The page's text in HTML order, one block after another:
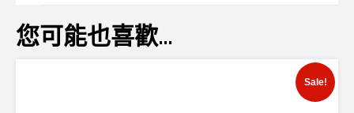
您可能也喜歡…
Sale!